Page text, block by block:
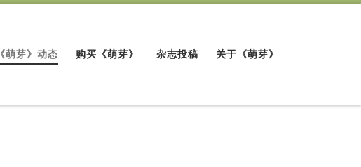
《萌芽》动态 购买《萌芽》 杂志投稿 关于《萌芽》